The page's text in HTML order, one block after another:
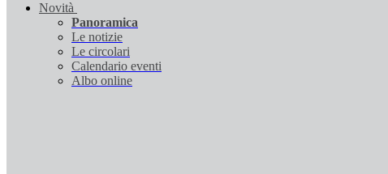
Novità
Panoramica
Le notizie
Le circolari
Calendario eventi
Albo online